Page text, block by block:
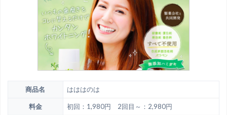
商品名 はははのは
料金 初回：1,980円 2回目～：2,980円